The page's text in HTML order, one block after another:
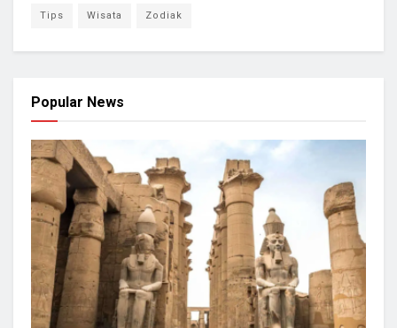
Tips Wisata Zodiak
Popular News